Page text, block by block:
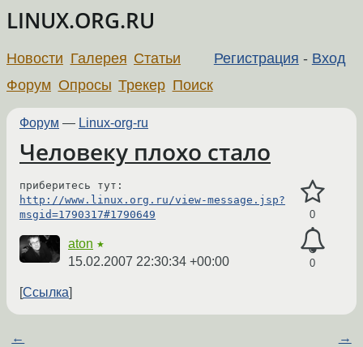
LINUX.ORG.RU
Регистрация - Вход
Новости Галерея Статьи
Форум Опросы Трекер Поиск
Форум — Linux-org-ru
Человеку плохо стало
0
0
http://www.linux.org.ru/view-message.jsp?
msgid=1790317#1790649
aton ★
15.02.2007 22:30:34 +00:00
Ссылка
← →